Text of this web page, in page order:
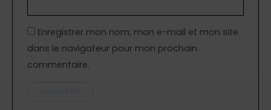
Enregistrer mon nom, mon e-mail et mon site
dans le navigateur pour mon prochain
commentaire.